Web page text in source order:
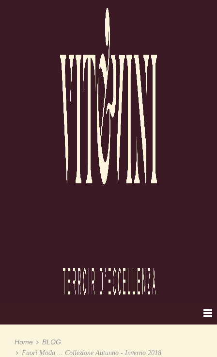
Home BLOG
Fuori Moda ... Collezione Autunno - Inverno 2018